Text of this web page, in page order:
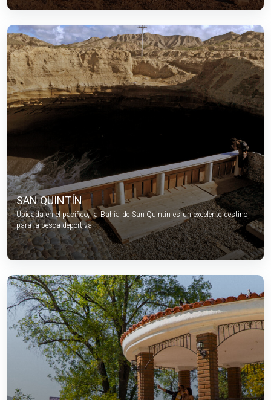
SAN QUINTÍN
Ubicada en el pacífico, la Bahía de San Quintín es un excelente destino
para la pesca deportiva.